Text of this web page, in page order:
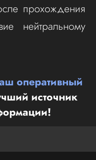
прохождения
нейтральному
оперативный
источник